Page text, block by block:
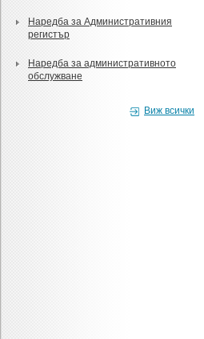
Наредба за Административния
регистър
Наредба за административното
обслужване
Виж всички